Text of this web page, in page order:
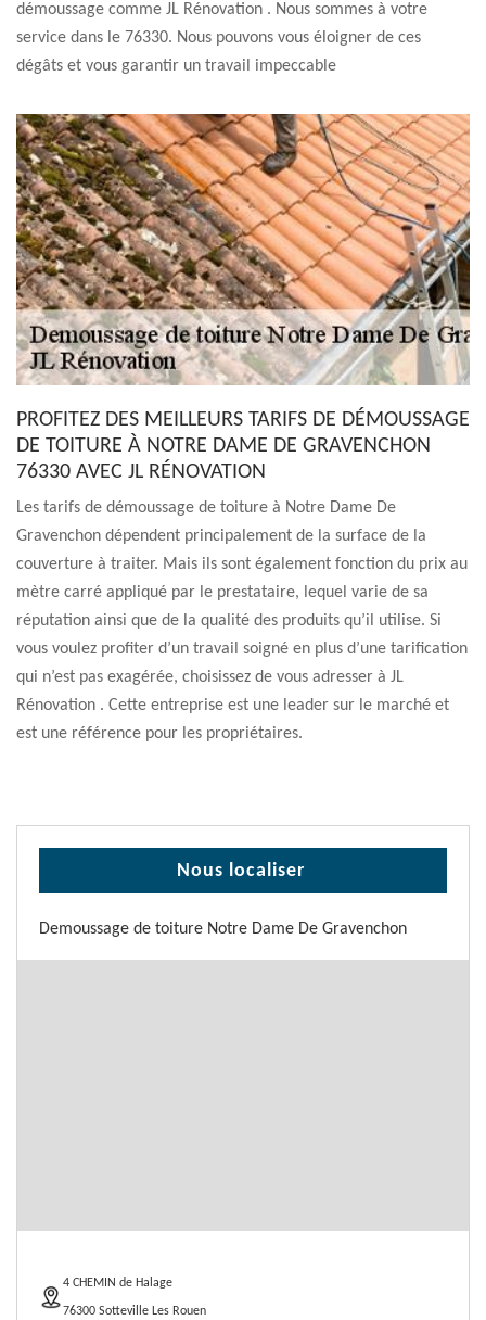
démoussage comme JL Rénovation . Nous sommes à votre
service dans le 76330. Nous pouvons vous éloigner de ces
dégâts et vous garantir un travail impeccable
PROFITEZ DES MEILLEURS TARIFS DE DÉMOUSSAGE
DE TOITURE À NOTRE DAME DE GRAVENCHON
76330 AVEC JL RÉNOVATION
Les tarifs de démoussage de toiture à Notre Dame De
Gravenchon dépendent principalement de la surface de la
couverture à traiter. Mais ils sont également fonction du prix au
mètre carré appliqué par le prestataire, lequel varie de sa
réputation ainsi que de la qualité des produits qu’il utilise. Si
vous voulez profiter d’un travail soigné en plus d’une tarification
qui n’est pas exagérée, choisissez de vous adresser à JL
Rénovation . Cette entreprise est une leader sur le marché et
est une référence pour les propriétaires.
Nous localiser
Demoussage de toiture Notre Dame De Gravenchon
4 CHEMIN de Halage
76300 Sotteville Les Rouen